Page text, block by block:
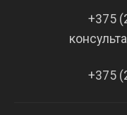
+375
+375